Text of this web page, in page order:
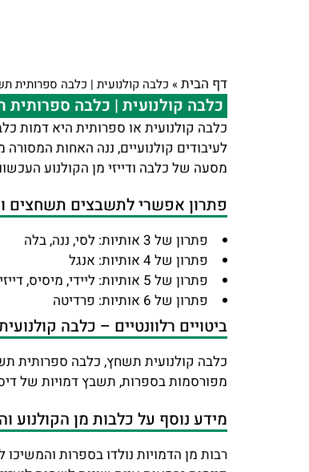
דף הבית» כלבה קולנועית | כלבה ספרותית
כלבה קולנועית | כלבה
כלבה קולנועית או ספרותית היא דמות
לעיבודים קולנועיים, ננה האחות
מסעה של כלבה ודייזי מן הקולנוע
פתרון אפשרי לתשבצים תשחצים
פתרון של 3 אותיות: לסי, ננה, בלה
פתרון של 4 אותיות: אנגל
פתרון של 5 אותיות: ליידי, מיסיס, דייזי
פתרון של 6 אותיות: פרדיטה
ביטויים רלוונטיים – כלבה
מפורסמות בספרות, תשבץ דמויות של
מידע נוסף על כלבות מן הקולנוע
רבות מן הדמויות נולדו בספרות